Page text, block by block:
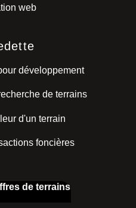
web
développement
de terrains
d'un terrain
foncières
de terrains